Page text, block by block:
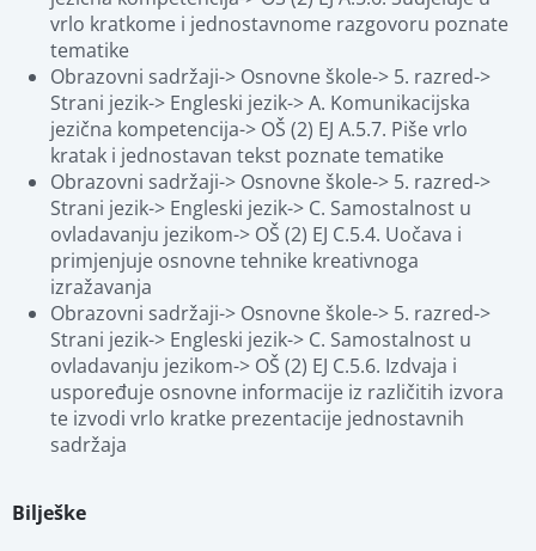
vrlo kratkome i jednostavnome razgovoru poznate
tematike
Obrazovni sadržaji-> Osnovne škole-> 5. razred->
Strani jezik-> Engleski jezik-> A. Komunikacijska
jezična kompetencija-> OŠ (2) EJ A.5.7. Piše vrlo
kratak i jednostavan tekst poznate tematike
Obrazovni sadržaji-> Osnovne škole-> 5. razred->
Strani jezik-> Engleski jezik-> C. Samostalnost u
ovladavanju jezikom-> OŠ (2) EJ C.5.4. Uočava i
primjenjuje osnovne tehnike kreativnoga
izražavanja
Obrazovni sadržaji-> Osnovne škole-> 5. razred->
Strani jezik-> Engleski jezik-> C. Samostalnost u
ovladavanju jezikom-> OŠ (2) EJ C.5.6. Izdvaja i
uspoređuje osnovne informacije iz različitih izvora
te izvodi vrlo kratke prezentacije jednostavnih
sadržaja
Bilješke